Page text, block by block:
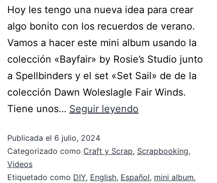
Hoy les tengo una nueva idea para crear
algo bonito con los recuerdos de verano.
Vamos a hacer este mini album usando la
colección «Bayfair» by Rosie’s Studio junto
a Spellbinders y el set «Set Sail» de de la
colección Dawn Woleslagle Fair Winds.
Tiene unos… Seguir leyendo
Publicada el 6 julio, 2024
Categorizado como Craft y Scrap, Scrapbooking,
Videos
Etiquetado como DIY, English, Español, mini album,